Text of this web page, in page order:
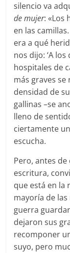
silencio va
de mujer: «Los
en las
era a qué
nos dijo: ‘A los
hospitales de
más graves
densidad de
gallinas –se
lleno de
ciertamente
escucha.
Pero, antes
escritura,
que está en la
mayoría de
guerra
dejaron sus
recomponer
suyo, pero